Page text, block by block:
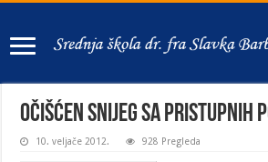
Očišćen snijeg sa pristupnih
10. veljače 2012. 928 Pregleda